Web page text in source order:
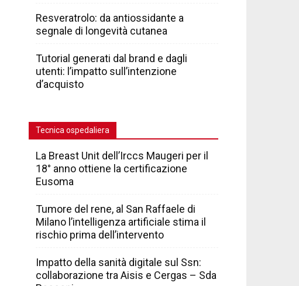
Resveratrolo: da antiossidante a
segnale di longevità cutanea
Tutorial generati dal brand e dagli
utenti: l’impatto sull’intenzione
d’acquisto
Tecnica ospedaliera
La Breast Unit dell’Irccs Maugeri per il
18° anno ottiene la certificazione
Eusoma
Tumore del rene, al San Raffaele di
Milano l’intelligenza artificiale stima il
rischio prima dell’intervento
Impatto della sanità digitale sul Ssn:
collaborazione tra Aisis e Cergas – Sda